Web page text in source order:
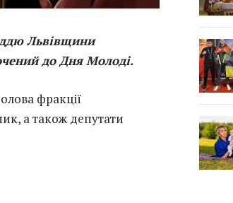
Львівщини
до Дня Молоді.
фракції
а також депутати